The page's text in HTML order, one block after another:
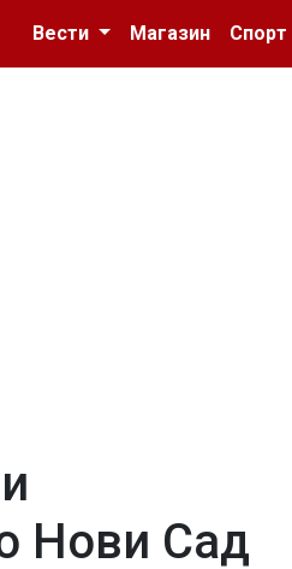
Вести
Магазин Спорт
Нови Сад